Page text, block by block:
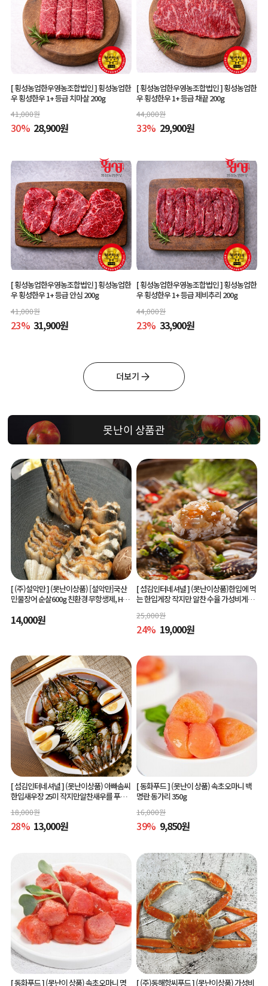
[ 횡성농업한우영농조합법인 ]횡성농업한
우 횡성한우 1+ 등급 치마살 200g
41,000원
30% 28,900원
[ 횡성농업한우영농조합법인 ]횡성농업한
우 횡성한우 1+ 등급 채끝 200g
44,000원
33% 29,900원
[ 횡성농업한우영농조합법인 ]횡성농업한
우 횡성한우 1+ 등급 안심 200g
41,000원
23% 31,900원
[ 횡성농업한우영농조합법인 ]횡성농업한
우 횡성한우 1+ 등급 제비추리 200g
44,000원
23% 33,900원
더보기
못난이 상품관
[ (주)설악만 ](못난이상품) [설악만]국산
민물장어 순살600g 친환경 무항생제, HAC
14,000원
[ 섬김인터네셔널 ](못난이상품)한입에 먹
는 한입게장 작지만 알찬 수율 가성비게장
씨한입게장
25,000원
24% 19,000원
[ 섬김인터네셔널 ](못난이상품) 아빠솜씨
한입새우장 25미 작지만알찬새우를 푸짐
하게 즐길수 있는 한입새우장
18,000원
28% 13,000원
[ 동화푸드 ](못난이 상품) 속초오마니 백
명란 동가리 350g
16,000원
39% 9,850원
[ 동화푸드 ](못난이 상품) 속초오마니 명 [ (주)동해항씨푸드 ](못난이상품) 가성비